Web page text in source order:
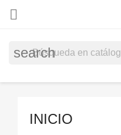

search
INICIO